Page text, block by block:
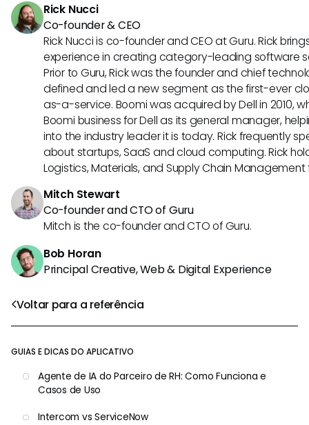
Voltar para a referência
GUIAS E DICAS DO APLICATIVO
Agente de IA do Parceiro de RH: Como Funciona e
Casos de Uso
Intercom vs ServiceNow
Rick Nucci
Co-founder & CEO
Rick Nucci is co-founder and CEO at Guru. Rick
experience in creating category-leading software
Prior to Guru, Rick was the founder and chief
defined and led a new segment as the first-ever
as-a-service. Boomi was acquired by Dell in 2010,
Boomi business for Dell as its general manager,
into the industry leader it is today. Rick frequently
about startups, SaaS and cloud computing. Rick
Logistics, Materials, and Supply Chain Management
Mitch Stewart
Co-founder and CTO of Guru
Mitch is the co-founder and CTO of Guru.
Bob Horan
Principal Creative, Web & Digital Experience